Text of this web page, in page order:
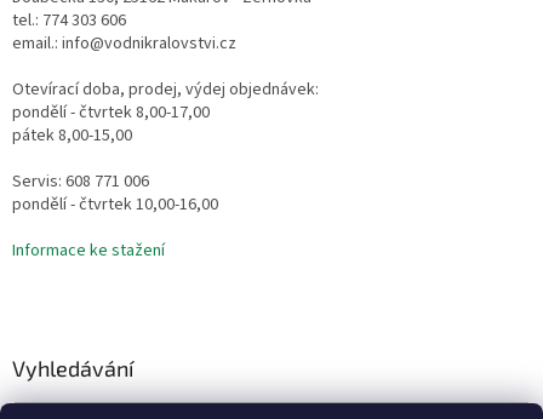
tel.: 774 303 606
email.: info@vodnikralovstvi.cz
Otevírací doba, prodej, výdej objednávek:
pondělí - čtvrtek 8,00-17,00
pátek 8,00-15,00
Servis: 608 771 006
pondělí - čtvrtek 10,00-16,00
Informace ke stažení
Vyhledávání